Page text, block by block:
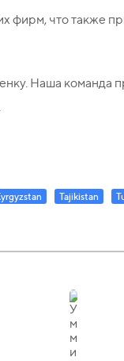
фирм, что также
Наша
Tajikistan